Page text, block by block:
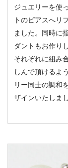
ジュエリーを使
トのピアスへリ
ました。同時に
ダントもお作り
それぞれに組み
しんで頂けるよ
リー同士の調和
ザインいたしまし